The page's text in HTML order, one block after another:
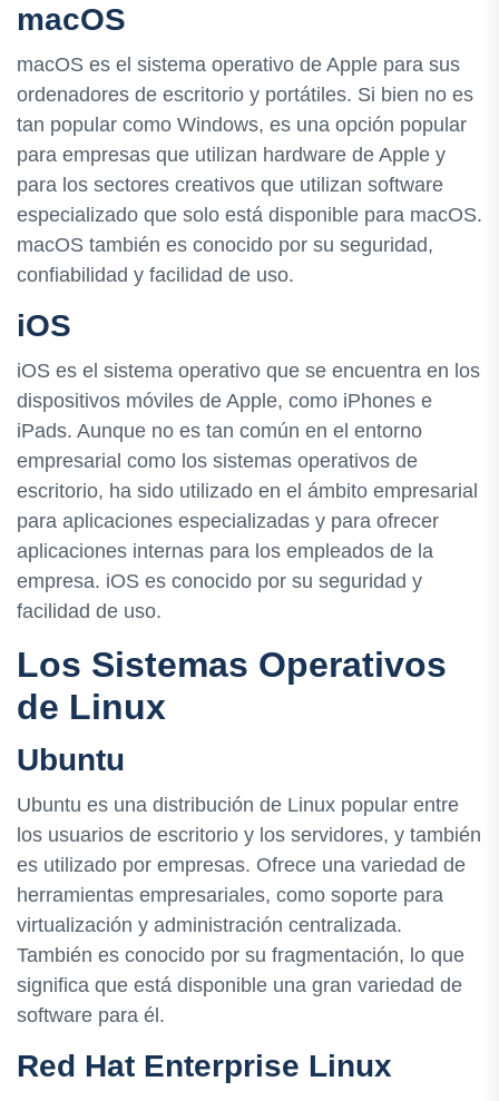
macOS
macOS es el sistema operativo de Apple para sus
ordenadores de escritorio y portátiles. Si bien no es
tan popular como Windows, es una opción popular
para empresas que utilizan hardware de Apple y
para los sectores creativos que utilizan software
especializado que solo está disponible para macOS.
macOS también es conocido por su seguridad,
confiabilidad y facilidad de uso.
iOS
iOS es el sistema operativo que se encuentra en los
dispositivos móviles de Apple, como iPhones e
iPads. Aunque no es tan común en el entorno
empresarial como los sistemas operativos de
escritorio, ha sido utilizado en el ámbito empresarial
para aplicaciones especializadas y para ofrecer
aplicaciones internas para los empleados de la
empresa. iOS es conocido por su seguridad y
facilidad de uso.
Los Sistemas Operativos
de Linux
Ubuntu
Ubuntu es una distribución de Linux popular entre
los usuarios de escritorio y los servidores, y también
es utilizado por empresas. Ofrece una variedad de
herramientas empresariales, como soporte para
virtualización y administración centralizada.
También es conocido por su fragmentación, lo que
significa que está disponible una gran variedad de
software para él.
Red Hat Enterprise Linux